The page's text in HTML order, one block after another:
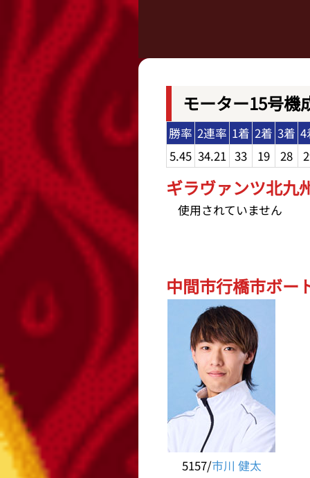
モーター15号機
勝率 2連率 1着 2着 3着 4
5.45 34.21 33 19 28
ギラヴァンツ北九
使用されていません
中間市行橋市ボー
5157/市川 健太